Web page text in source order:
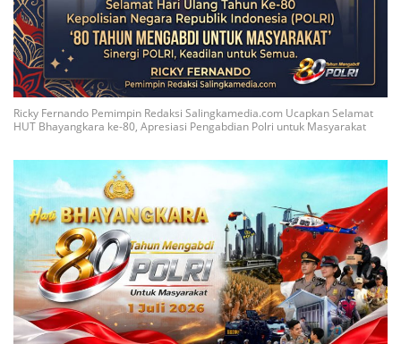
Ricky Fernando Pemimpin Redaksi Salingkamedia.com Ucapkan Selamat
HUT Bhayangkara ke-80, Apresiasi Pengabdian Polri untuk Masyarakat